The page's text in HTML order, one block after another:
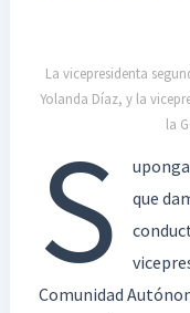
La vicepresidenta
Yolanda Díaz, y la
la
S
que
Comunidad